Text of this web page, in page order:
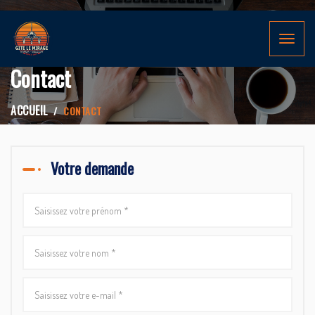
Toggle
Contact
ACCUEIL CONTACT
Votre demande